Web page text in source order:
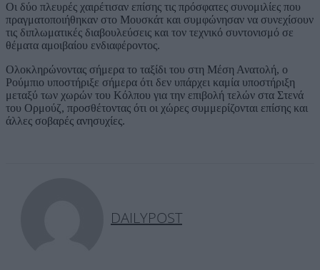
Οι δύο πλευρές χαιρέτισαν επίσης τις πρόσφατες συνομιλίες που
πραγματοποιήθηκαν στο Μουσκάτ και συμφώνησαν να συνεχίσουν
τις διπλωματικές διαβουλεύσεις και τον τεχνικό συντονισμό σε
θέματα αμοιβαίου ενδιαφέροντος.
Ολοκληρώνοντας σήμερα το ταξίδι του στη Μέση Ανατολή, ο
Ρούμπιο υποστήριξε σήμερα ότι δεν υπάρχει καμία υποστήριξη
μεταξύ των χωρών του Κόλπου για την επιβολή τελών στα Στενά
του Ορμούζ, προσθέτοντας ότι οι χώρες συμμερίζονται επίσης και
άλλες σοβαρές ανησυχίες.
DAILYPOST